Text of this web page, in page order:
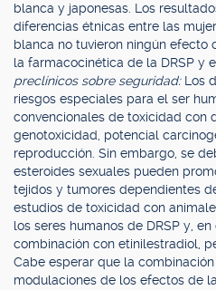
blanca y japonesas. Los
diferencias étnicas entre las
blanca no tuvieron ningún efecto
la farmacocinética de la DRSP y
preclínicos sobre seguridad: Los
riesgos especiales para el ser
convencionales de toxicidad con
genotoxicidad, potencial
reproducción. Sin embargo, se
esteroides sexuales pueden
tejidos y tumores dependientes
estudios de toxicidad con
los seres humanos de DRSP y,
combinación con etinilestradiol,
Cabe esperar que la
modulaciones de los efectos de